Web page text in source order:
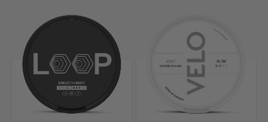
Mit der Tabulatortaste können Sie durch die Elemente des
Clicken, um das Karussell zu überspringen
Clicken, um zur Karussell-Navigation zu gelangen